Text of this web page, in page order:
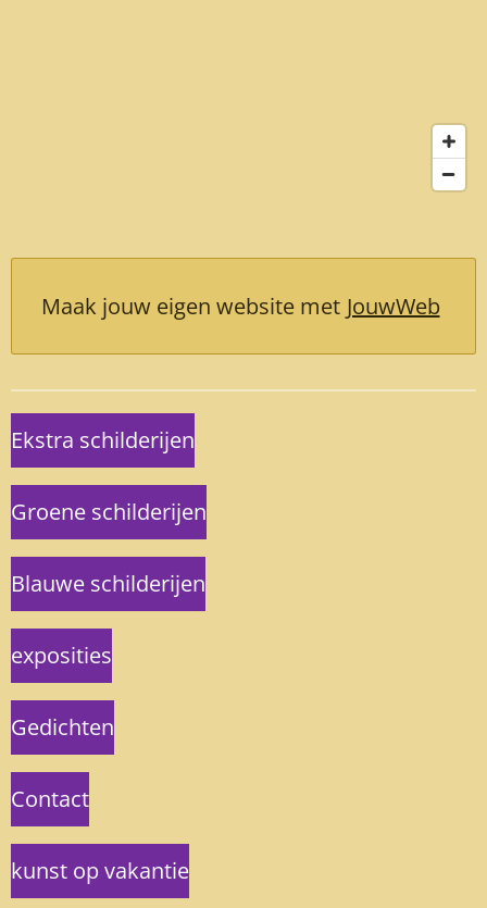
Maak jouw eigen website met JouwWeb
Ekstra schilderijen
Groene schilderijen
Blauwe schilderijen
exposities
Gedichten
Contact
kunst op vakantie